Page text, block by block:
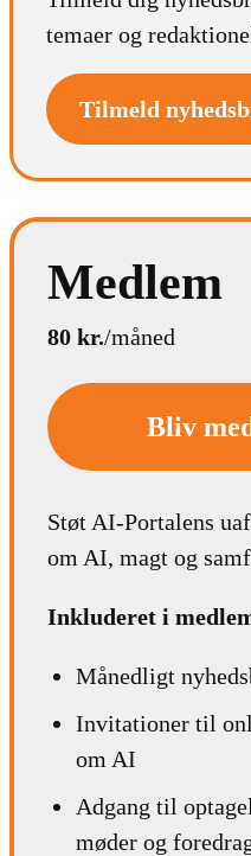
temaer og
Tilmeld
Medlem
80 kr./måned
Bliv
Støt AI-Portalens
om AI, magt og
Inkluderet i
Månedligt
Invitationer til
om AI
Adgang til
møder og